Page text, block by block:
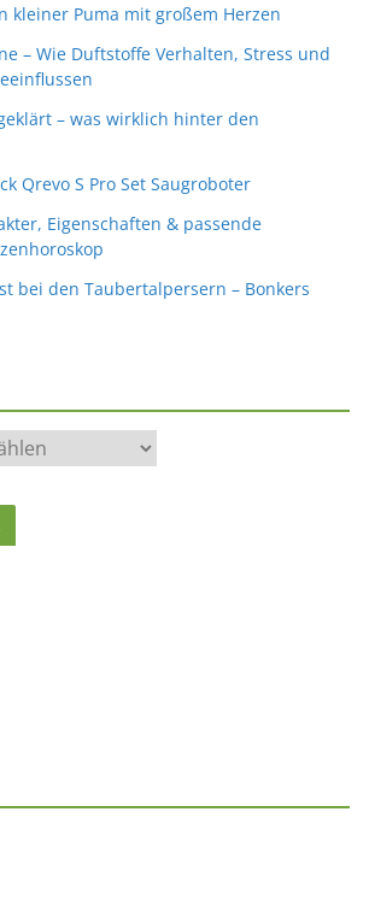
kleiner Puma mit großem Herzen
– Wie Duftstoffe Verhalten, Stress und
– was wirklich hinter den
Qrevo S Pro Set Saugroboter
Eigenschaften & passende
bei den Taubertalpersern – Bonkers